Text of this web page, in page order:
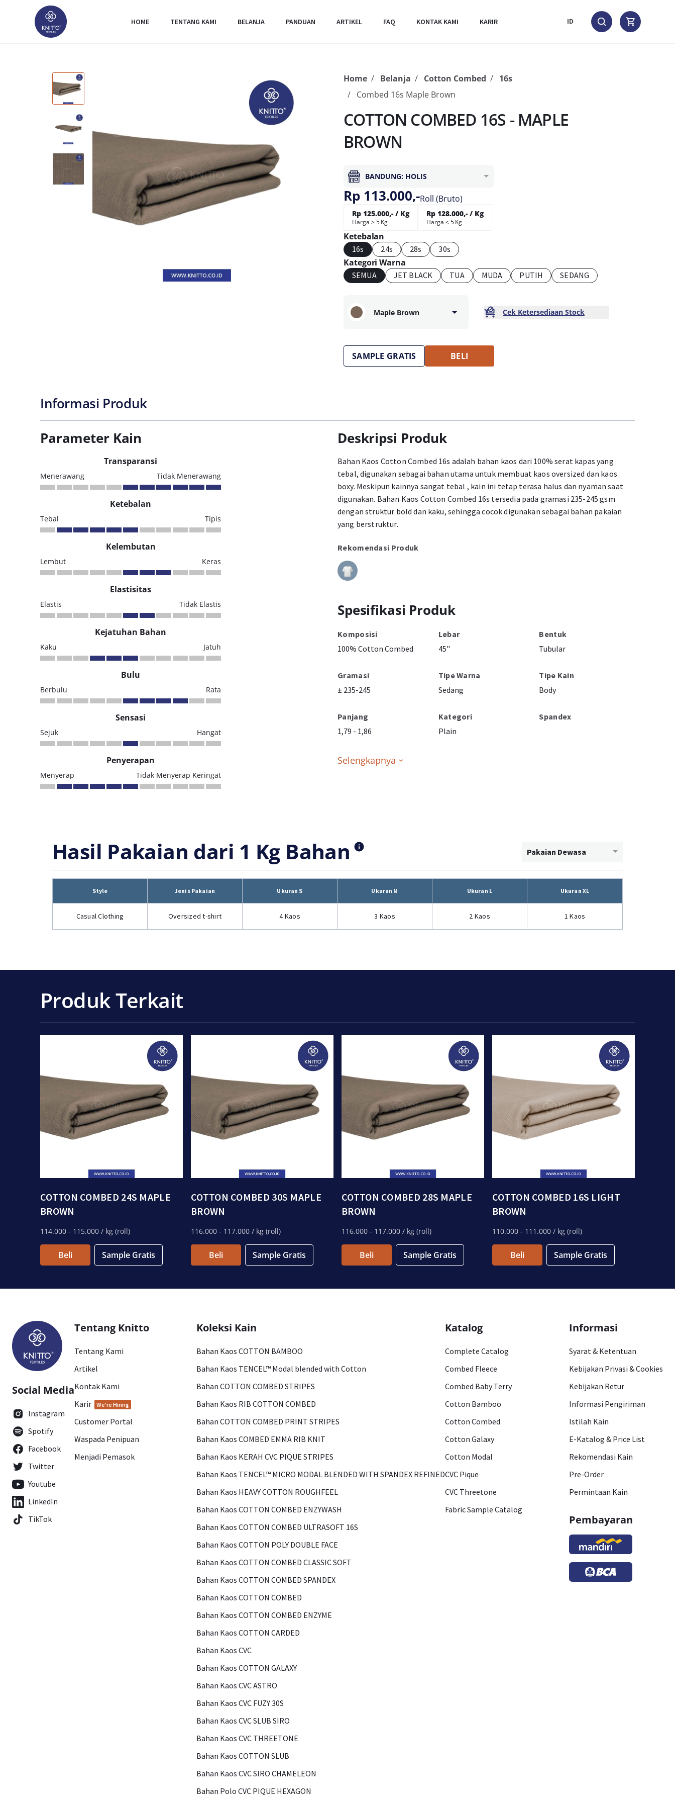
HOME TENTANG KAMI BELANJA PANDUAN ARTIKEL FAQ KONTAK KAMI KARIR ID
Home Belanja Cotton Combed
16s
Combed 16s Maple Brown
COTTON COMBED 16S - MAPLE
BROWN
BANDUNG: HOLIS
Rp 113.000,-Roll (Bruto)
Rp 125.000,- / Kg
Harga > 5 Kg
Rp 128.000,- / Kg
Harga ≤ 5 Kg
Ketebalan
16s 24s 28s 30s
Kategori Warna
SEMUA JET BLACK TUA MUDA PUTIH SEDANG
Maple Brown Cek Ketersediaan Stock
SAMPLE GRATIS BELI
Informasi Produk
Parameter Kain
Transparansi
Menerawang Tidak Menerawang
Ketebalan
Tebal Tipis
Kelembutan
Lembut Keras
Elastisitas
Elastis Tidak Elastis
Kejatuhan Bahan
Kaku Jatuh
Bulu
Berbulu Rata
Sensasi
Sejuk Hangat
Penyerapan
Menyerap Tidak Menyerap Keringat
Deskripsi Produk
Bahan Kaos Cotton Combed 16s adalah bahan kaos dari 100% serat kapas yang
tebal, digunakan sebagai bahan utama untuk membuat kaos oversized dan kaos
boxy. Meskipun kainnya sangat tebal , kain ini tetap terasa halus dan nyaman saat
digunakan. Bahan Kaos Cotton Combed 16s tersedia pada gramasi 235-245 gsm
dengan struktur bold dan kaku, sehingga cocok digunakan sebagai bahan pakaian
yang berstruktur.
Rekomendasi Produk
Spesifikasi Produk
Komposisi
100% Cotton Combed
Lebar
45"
Bentuk
Tubular
Gramasi
± 235-245
Tipe Warna
Sedang
Tipe Kain
Body
Panjang
1,79 - 1,86
Kategori
Plain
Spandex
Selengkapnya
Hasil Pakaian dari 1 Kg Bahan Pakaian Dewasa
Style Jenis Pakaian Ukuran S Ukuran M Ukuran L Ukuran XL
Casual Clothing Oversized t-shirt 4 Kaos 3 Kaos 2 Kaos 1 Kaos
Produk Terkait
COTTON COMBED 24S MAPLE
BROWN
114.000 - 115.000 / kg (roll)
Beli Sample Gratis
COTTON COMBED 30S MAPLE
BROWN
116.000 - 117.000 / kg (roll)
Beli Sample Gratis
COTTON COMBED 28S MAPLE
BROWN
116.000 - 117.000 / kg (roll)
Beli Sample Gratis
COTTON COMBED 16S LIGHT
BROWN
110.000 - 111.000 / kg (roll)
Beli Sample Gratis
Social Media
Instagram
Spotify
Facebook
Twitter
Youtube
LinkedIn
TikTok
Tentang Knitto
Tentang Kami
Artikel
Kontak Kami
Karir
We're Hiring
Customer Portal
Waspada Penipuan
Menjadi Pemasok
Koleksi Kain
Bahan Kaos COTTON BAMBOO
Bahan Kaos TENCEL™ Modal blended with Cotton
Bahan COTTON COMBED STRIPES
Bahan Kaos RIB COTTON COMBED
Bahan COTTON COMBED PRINT STRIPES
Bahan Kaos COMBED EMMA RIB KNIT
Bahan Kaos KERAH CVC PIQUE STRIPES
Bahan Kaos TENCEL™ MICRO MODAL BLENDED WITH SPANDEX REFINED
Bahan Kaos HEAVY COTTON ROUGHFEEL
Bahan Kaos COTTON COMBED ENZYWASH
Bahan Kaos COTTON COMBED ULTRASOFT 16S
Bahan Kaos COTTON POLY DOUBLE FACE
Bahan Kaos COTTON COMBED CLASSIC SOFT
Bahan Kaos COTTON COMBED SPANDEX
Bahan Kaos COTTON COMBED
Bahan Kaos COTTON COMBED ENZYME
Bahan Kaos COTTON CARDED
Bahan Kaos CVC
Bahan Kaos COTTON GALAXY
Bahan Kaos CVC ASTRO
Bahan Kaos CVC FUZY 30S
Bahan Kaos CVC SLUB SIRO
Bahan Kaos CVC THREETONE
Bahan Kaos COTTON SLUB
Bahan Kaos CVC SIRO CHAMELEON
Bahan Polo CVC PIQUE HEXAGON
Katalog
Complete Catalog
Combed Fleece
Combed Baby Terry
Cotton Bamboo
Cotton Combed
Cotton Galaxy
Cotton Modal
CVC Pique
CVC Threetone
Fabric Sample Catalog
Informasi
Syarat & Ketentuan
Kebijakan Privasi & Cookies
Kebijakan Retur
Informasi Pengiriman
Istilah Kain
E-Katalog & Price List
Rekomendasi Kain
Pre-Order
Permintaan Kain
Pembayaran